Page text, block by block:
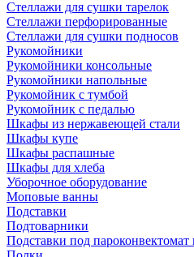
Стеллажи для сушки тарелок
Стеллажи перфорированные
Стеллажи для сушки подносов
Рукомойники
Рукомойники консольные
Рукомойники напольные
Рукомойник с тумбой
Рукомойник с педалью
Шкафы из нержавеющей стали
Шкафы купе
Шкафы распашные
Шкафы для хлеба
Уборочное оборудование
Моповые ванны
Подставки
Подтоварники
Подставки под